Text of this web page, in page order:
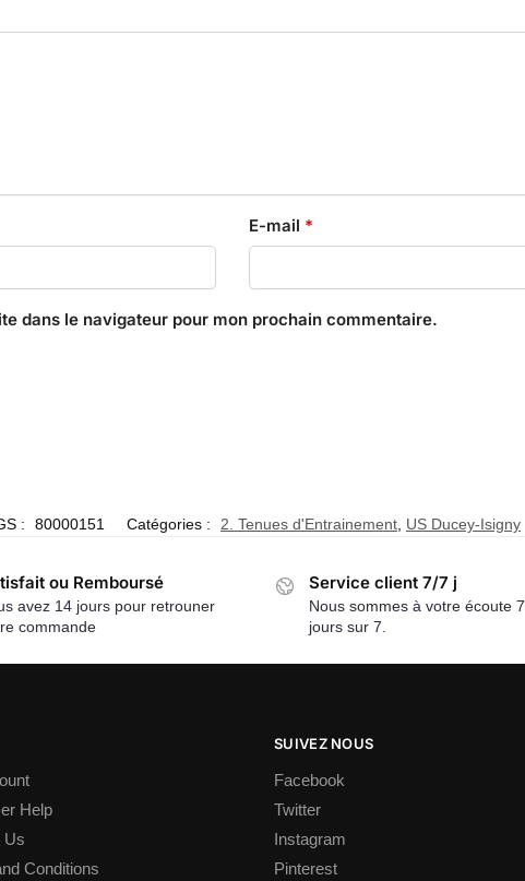
E-mail *
dans le navigateur pour mon prochain commentaire.
: 80000151 Catégories : 2. Tenues d'Entrainement US Ducey-Isigny
ou Remboursé
avez 14 jours pour retrouner
commande
Service client 7/7 j
Nous sommes à votre écoute 7
jours sur 7.
Help
Us
Conditions
SUIVEZ NOUS
Facebook
Twitter
Instagram
Pinterest